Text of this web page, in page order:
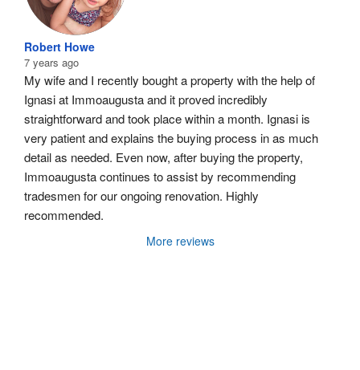
Robert Howe
7 years ago
My wife and I recently bought a property with the help of
Ignasi at Immoaugusta and it proved incredibly
straightforward and took place within a month. Ignasi is
very patient and explains the buying process in as much
detail as needed. Even now, after buying the property,
Immoaugusta continues to assist by recommending
tradesmen for our ongoing renovation. Highly
recommended.
More reviews